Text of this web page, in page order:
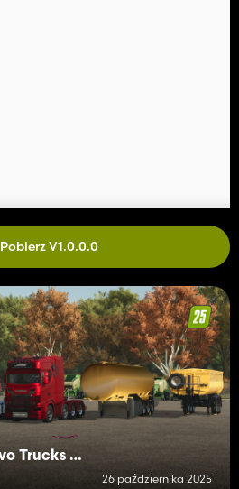
Pobierz V1.0.0.0
Pakiet Scania i Volvo Trucks + przyczepa
26 października 2025